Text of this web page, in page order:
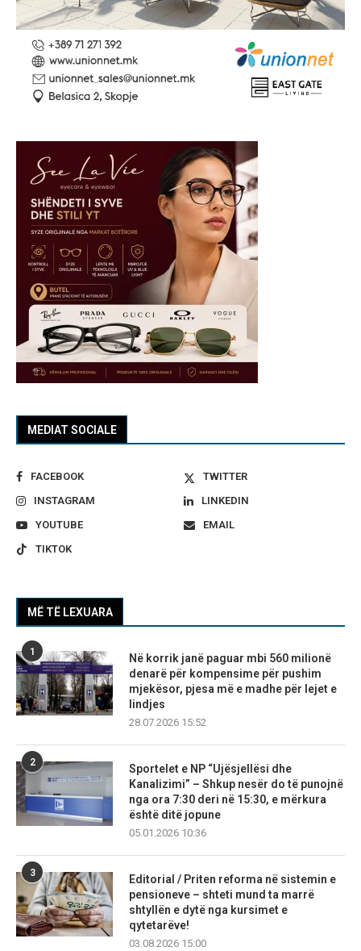
MEDIAT SOCIALE
FACEBOOK
TWITTER
INSTAGRAM
LINKEDIN
YOUTUBE
EMAIL
TIKTOK
MË TË LEXUARA
1
Në korrik janë paguar mbi 560 milionë
denarë për kompensime për pushim
mjekësor, pjesa më e madhe për lejet e
lindjes
28.07.2026 15:52
2
Sportelet e NP “Ujësjellësi dhe
Kanalizimi” – Shkup nesër do të punojnë
nga ora 7:30 deri në 15:30, e mërkura
është ditë jopune
05.01.2026 10:36
3
Editorial / Priten reforma në sistemin e
pensioneve – shteti mund ta marrë
shtyllën e dytë nga kursimet e
qytetarëve!
03.08.2026 15:00